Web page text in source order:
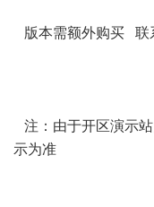
版本需额外购买 联
注：由于开区演示
示为准